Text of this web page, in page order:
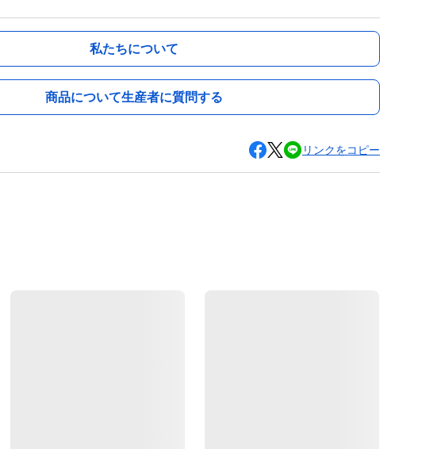
私たちについて
商品について生産者に質問する
リンクをコピー